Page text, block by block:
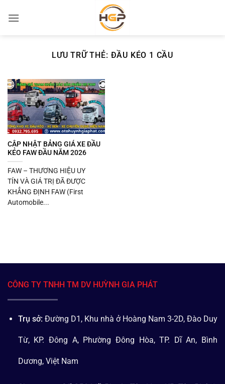
qua
LƯU TRỮ THẺ: ĐẦU KÉO 1 CẦU
CẬP NHẬT BẢNG GIÁ XE ĐẦU
KÉO FAW ĐẦU NĂM 2026
FAW – THƯƠNG HIỆU UY
TÍN VÀ GIÁ TRỊ ĐÃ ĐƯỢC
KHẲNG ĐỊNH FAW (First
Automobile...
CÔNG TY TNHH TM DV HUỲNH GIA PHÁT
Trụ sở: Đường D1, Khu nhà ở Hoàng Nam 3-2D, Đào Duy
Từ, KP. Đông A, Phường Đông Hòa, TP. Dĩ An, Bình
Dương, Việt Nam